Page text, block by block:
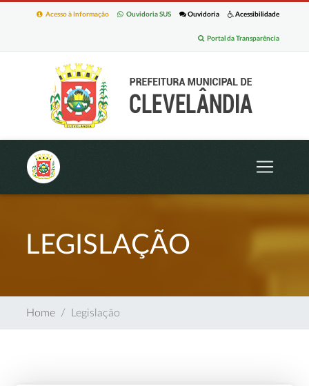
Acessibilidade
Ouvidoria
Ouvidoria SUS
Acesso à Informação
Portal da Transparência
LEGISLAÇÃO
Home Legislação